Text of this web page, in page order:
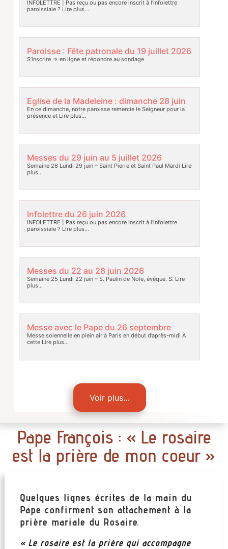
INFOLETTRE | Pas reçu ou pas encore inscrit à l’infolettre
paroissiale ? Lire plus…
Paroisse : Fête patronale du 19 juillet 2026
S’inscrire => en ligne et répondre au sondage
Eglise de la Madeleine : dimanche 28 juin
En ce dimanche, notre paroisse remercie le Seigneur pour la
présence etLire plus…
Messes du 29 juin au 5 juillet 2026
Semaine 26 Lundi 29 juin – Saint Pierre et Saint Paul Mardi Lire
plus…
Infolettre du 26 juin 2026
INFOLETTRE | Pas reçu ou pas encore inscrit à l’infolettre
paroissiale ? Lire plus…
Messes du 22 au 28 juin 2026
Semaine 25 Lundi 22 juin – S. Paulin de Nole, évêque. S. Lire
plus…
Messe avec le Pape du 26 septembre
Messe solennelle en plein air à Paris en début d’après-midi À
cetteLire plus…
Voir plus…
Pape François : « Le rosaire
est la prière de mon coeur »
Quelques lignes écrites de la main du
Pape confirment son attachement à la
prière mariale du Rosaire.
« Le rosaire est la prière qui accompagne